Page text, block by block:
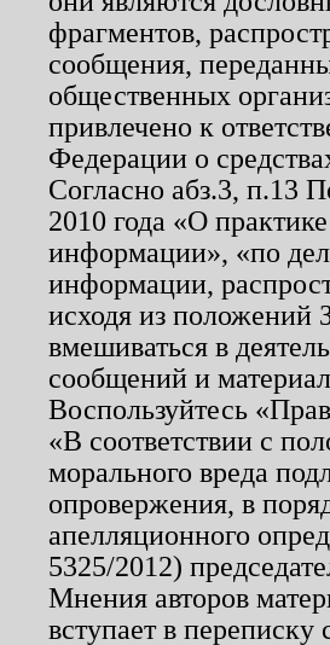
фрагментов,
сообщения,
общественных
привлечено к
Федерации о
Согласно абз.3, п.13
2010 года «О
информации», «по
информации,
исходя из положений
вмешиваться в
сообщений и
Воспользуйтесь
«В соответствии с
морального вреда
опровержения, в
апелляционного
5325/2012)
Мнения авторов
вступает в переписку